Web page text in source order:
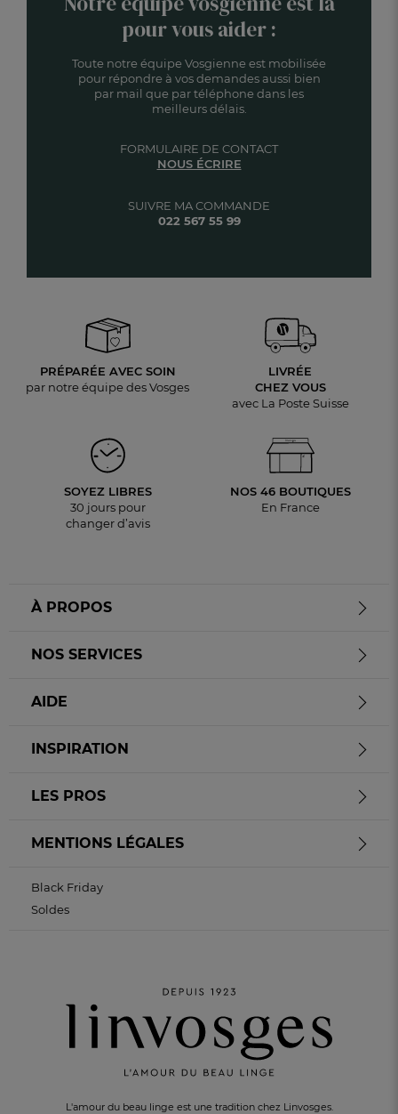
pour vous aider :
Toute notre équipe Vosgienne est mobilisée
pour répondre à vos demandes aussi bien
par mail que par téléphone dans les
meilleurs délais.
SUIVRE MA COMMANDE
022 567 55 99
FORMULAIRE DE CONTACT
NOUS ÉCRIRE
PRÉPARÉE AVEC SOIN
par notre équipe des Vosges
LIVRÉE
CHEZ VOUS
avec La Poste Suisse
SOYEZ LIBRES
30 jours pour
changer d’avis
NOS 46 BOUTIQUES
En France
L'amour du beau linge est une tradition chez Linvosges.
À PROPOS
NOS SERVICES
AIDE
INSPIRATION
LES PROS
MENTIONS LÉGALES
Black Friday
Soldes